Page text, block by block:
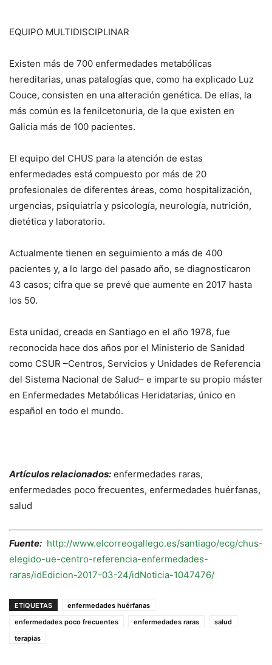
EQUIPO MULTIDISCIPLINAR
Existen más de 700 enfermedades metabólicas
hereditarias, unas patalogías que, como ha explicado Luz
Couce, consisten en una alteración genética. De ellas, la
más común es la fenilcetonuria, de la que existen en
Galicia más de 100 pacientes.
El equipo del CHUS para la atención de estas
enfermedades está compuesto por más de 20
profesionales de diferentes áreas, como hospitalización,
urgencias, psiquiatría y psicología, neurología, nutrición,
dietética y laboratorio.
Actualmente tienen en seguimiento a más de 400
pacientes y, a lo largo del pasado año, se diagnosticaron
43 casos; cifra que se prevé que aumente en 2017 hasta
los 50.
Esta unidad, creada en Santiago en el año 1978, fue
reconocida hace dos años por el Ministerio de Sanidad
como CSUR –Centros, Servicios y Unidades de Referencia
del Sistema Nacional de Salud– e imparte su propio máster
en Enfermedades Metabólicas Heridatarias, único en
español en todo el mundo.
Artículos relacionados: enfermedades raras,
enfermedades poco frecuentes, enfermedades huérfanas,
salud
Fuente: http://www.elcorreogallego.es/santiago/ecg/chus-
elegido-ue-centro-referencia-enfermedades-
raras/idEdicion-2017-03-24/idNoticia-1047476/
ETIQUETAS
enfermedades huérfanas
enfermedades poco frecuentes
enfermedades raras
salud
terapias